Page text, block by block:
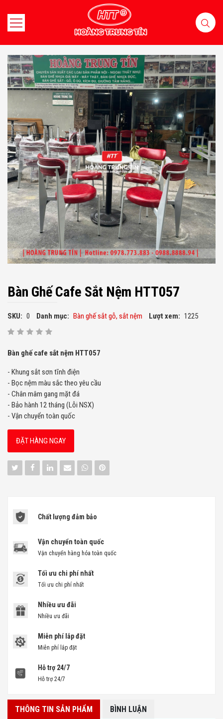
Bàn Ghế Cafe Sắt Nệm HTT057
SKU: 0 Danh mục: Bàn ghế sắt gỗ, sắt nệm Lượt xem: 1225
Bàn ghế cafe sắt nệm HTT057
- Khung sắt sơn tĩnh điện
- Bọc nệm màu sắc theo yêu cầu
- Chân mâm gang mặt đá
- Bảo hành 12 tháng (Lỗi NSX)
- Vận chuyển toàn quốc
ĐẶT HÀNG NGAY
Chất lượng đảm bảo
Vận chuyển toàn quốc
Vận chuyển hàng hóa toàn quốc
Tối ưu chi phí nhất
Tối ưu chi phí nhất
Nhiều ưu đãi
Nhiều ưu đãi
Miễn phí lắp đặt
Miễn phí lắp đặt
Hỗ trợ 24/7
Hỗ trợ 24/7
THÔNG TIN SẢN PHẨM BÌNH LUẬN